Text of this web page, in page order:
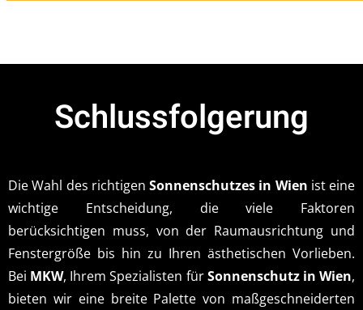
Schlussfolgerung
Die Wahl des richtigen Sonnenschutzes in Wien ist eine
wichtige Entscheidung, die viele Faktoren
berücksichtigen muss, von der Raumausrichtung und
Fenstergröße bis hin zu Ihren ästhetischen Vorlieben.
Bei MKW, Ihrem Spezialisten fürSonnenschutz in Wien,
bieten wir eine breite Palette von maßgeschneiderten